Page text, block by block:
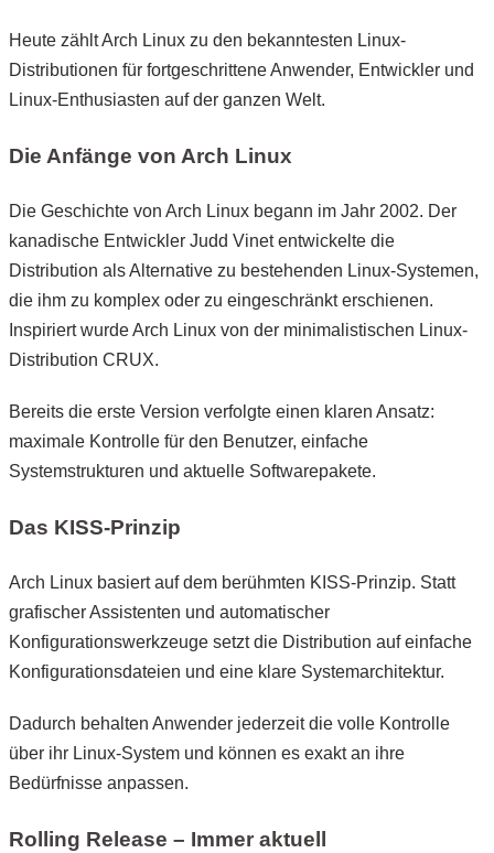
Heute zählt Arch Linux zu den bekanntesten Linux-
Distributionen für fortgeschrittene Anwender, Entwickler und
Linux-Enthusiasten auf der ganzen Welt.
Die Anfänge von Arch Linux
Die Geschichte von Arch Linux begann im Jahr 2002. Der
kanadische Entwickler Judd Vinet entwickelte die
Distribution als Alternative zu bestehenden Linux-Systemen,
die ihm zu komplex oder zu eingeschränkt erschienen.
Inspiriert wurde Arch Linux von der minimalistischen Linux-
Distribution CRUX.
Bereits die erste Version verfolgte einen klaren Ansatz:
maximale Kontrolle für den Benutzer, einfache
Systemstrukturen und aktuelle Softwarepakete.
Das KISS-Prinzip
Arch Linux basiert auf dem berühmten KISS-Prinzip. Statt
grafischer Assistenten und automatischer
Konfigurationswerkzeuge setzt die Distribution auf einfache
Konfigurationsdateien und eine klare Systemarchitektur.
Dadurch behalten Anwender jederzeit die volle Kontrolle
über ihr Linux-System und können es exakt an ihre
Bedürfnisse anpassen.
Rolling Release – Immer aktuell